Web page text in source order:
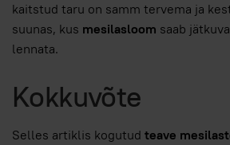
kaitstud taru on samm tervema ja
suunas, kus mesilasloom saab
lennata.
Kokkuvõte
Selles artiklis kogutud teave